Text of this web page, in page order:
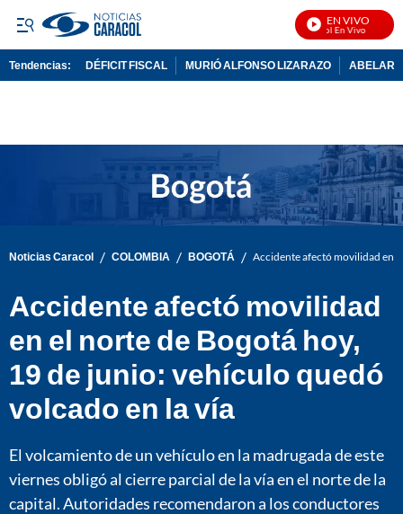
EN VIVO
Noticias Caracol En Vivo
Tendencias: DÉFICIT FISCAL MURIÓ ALFONSO LIZARAZO
Noticias Caracol / COLOMBIA / BOGOTÁ / Accidente afectó movilidad en
Accidente afectó movilidad
en el norte de Bogotá hoy,
19 de junio: vehículo quedó
volcado en la vía
El volcamiento de un vehículo en la madrugada de este
viernes obligó al cierre parcial de la vía en el norte de la
capital. Autoridades recomendaron a los conductores